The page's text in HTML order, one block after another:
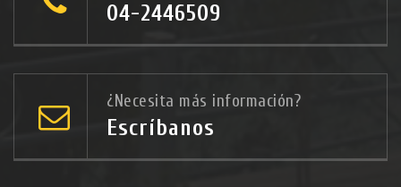
04-2446509
¿Necesita más información?
Escríbanos